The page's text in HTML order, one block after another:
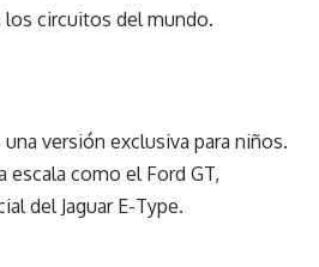
los circuitos del mundo.
versión exclusiva para niños.
como el Ford GT,
del Jaguar E-Type.